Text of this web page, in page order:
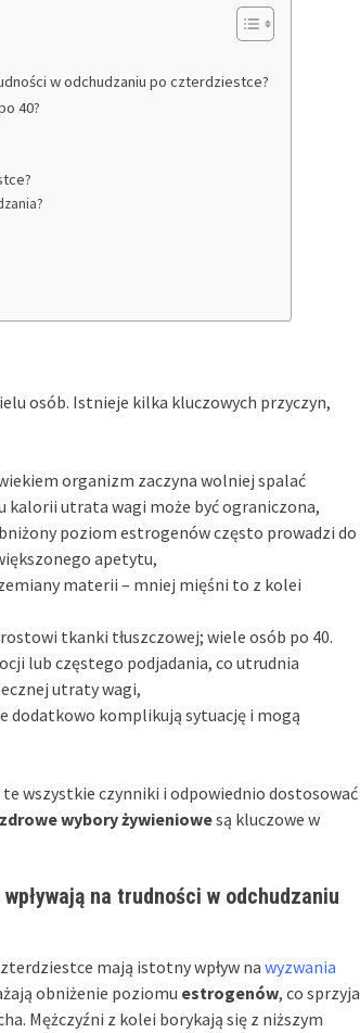
w odchudzaniu po czterdziestce?
40?
osób. Istnieje kilka kluczowych przyczyn,
organizm zaczyna wolniej spalać
kalorii utrata wagi może być ograniczona,
poziom estrogenów często prowadzi do
apetytu,
materii – mniej mięśni to z kolei
tkanki tłuszczowej; wiele osób po 40.
lub częstego podjadania, co utrudnia
utraty wagi,
dodatkowo komplikują sytuację i mogą
wszystkie czynniki i odpowiednio dostosować
zdrowe wybory żywieniowesą kluczowe w
na trudności w odchudzaniu
mają istotny wpływ na wyzwania
obniżenie poziomu estrogenów, co sprzyja
Mężczyźni z kolei borykają się z niższym